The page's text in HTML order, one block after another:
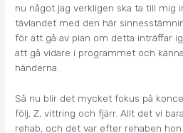
nu något jag verkligen ska ta till mig
tävlandet med den här
för att gå av plan om detta inträffar
att gå vidare i programmet och
händerna.
Så nu blir det mycket fokus på
följ, Z, vittring och fjärr. Allt det vi
rehab, och det var efter rehaben